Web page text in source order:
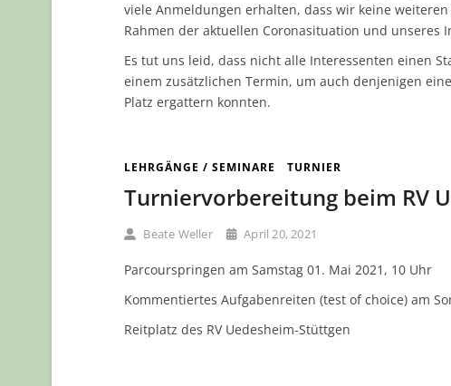
viele Anmeldungen erhalten, dass wir keine
Rahmen der aktuellen Coronasituation und unseres
Es tut uns leid, dass nicht alle Interessenten einen
einem zusätzlichen Termin, um auch denjenigen
Platz ergattern konnten.
LEHRGÄNGE / SEMINARE TURNIER
Turniervorbereitung beim RV
Beate Weller April 20, 2021
Parcourspringen am Samstag 01. Mai 2021, 10 Uhr
Kommentiertes Aufgabenreiten (test of choice) am
Reitplatz des RV Uedesheim-Stüttgen